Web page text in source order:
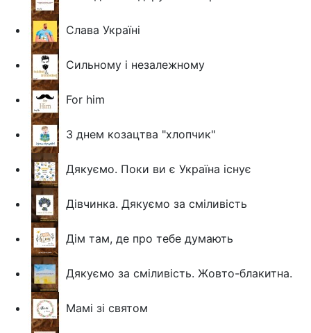
Слава Україні
Сильному і незалежному
For him
З днем козацтва "хлопчик"
Дякуємо. Поки ви є Україна існує
Дівчинка. Дякуємо за сміливість
Дім там, де про тебе думають
Дякуємо за сміливість. Жовто-блакитна.
Мамі зі святом